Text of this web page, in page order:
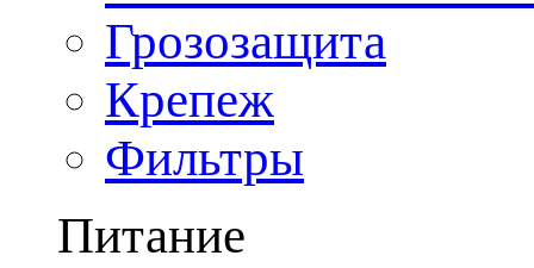
Грозозащита
Крепеж
Фильтры
Питание